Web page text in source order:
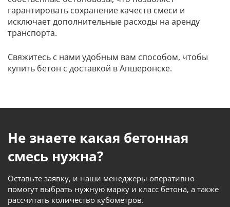
гарантировать сохранение качеств смеси и
исключает дополнительные расходы на аренду
транспорта.
Свяжитесь с нами удобным вам способом, чтобы
купить бетон с доставкой в Апшеронске.
Не знаете какая бетонная
смесь нужна?
Оставьте заявку, и наши менеджеры оперативно
помогут выбрать нужную марку и класс бетона, а также
рассчитать количество кубометров.